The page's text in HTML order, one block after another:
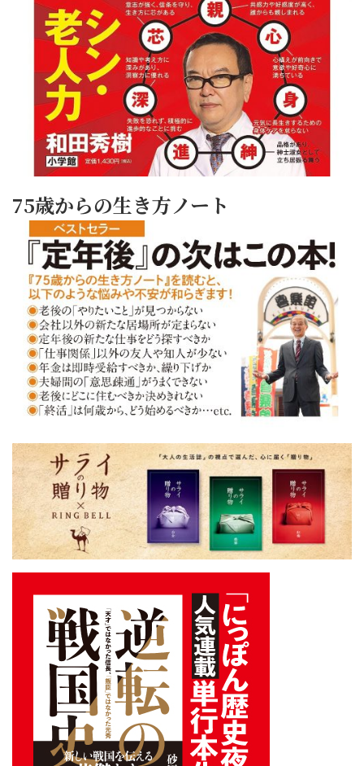
75歳からの生き方ノート